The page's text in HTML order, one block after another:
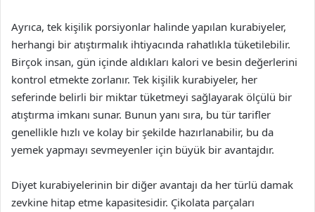
Ayrıca, tek kişilik porsiyonlar halinde yapılan kurabiyeler,
herhangi bir atıştırmalık ihtiyacında rahatlıkla tüketilebilir.
Birçok insan, gün içinde aldıkları kalori ve besin değerlerini
kontrol etmekte zorlanır. Tek kişilik kurabiyeler, her
seferinde belirli bir miktar tüketmeyi sağlayarak ölçülü bir
atıştırma imkanı sunar. Bunun yanı sıra, bu tür tarifler
genellikle hızlı ve kolay bir şekilde hazırlanabilir, bu da
yemek yapmayı sevmeyenler için büyük bir avantajdır.
Diyet kurabiyelerinin bir diğer avantajı da her türlü damak
zevkine hitap etme kapasitesidir. Çikolata parçaları